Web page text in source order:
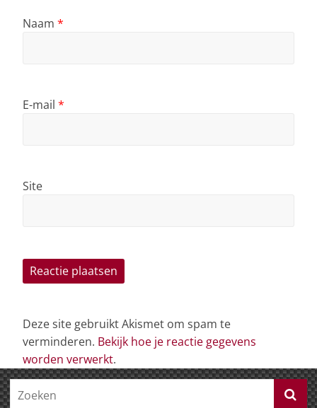
Naam *
E-mail *
Site
Deze site gebruikt Akismet om spam te
verminderen. Bekijk hoe je reactie gegevens
worden verwerkt.